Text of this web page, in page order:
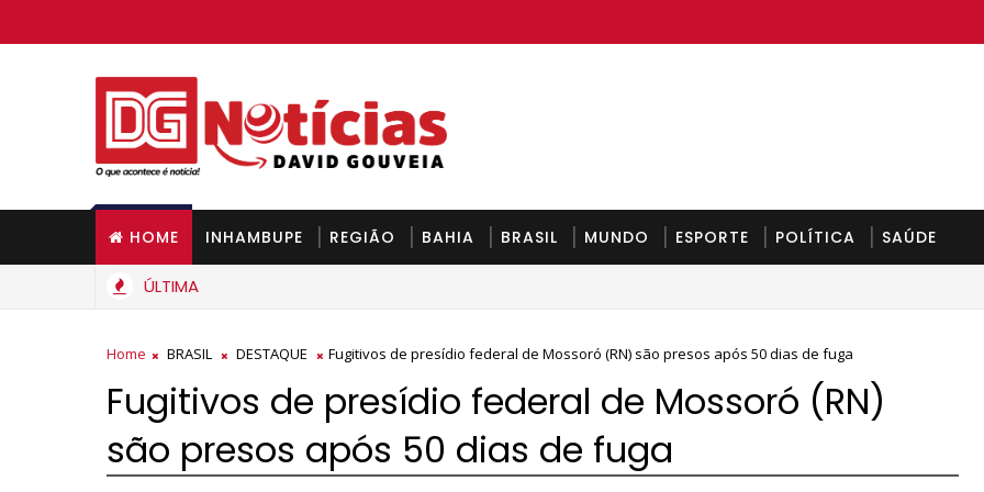
HOME INHAMBUPE REGIÃO BAHIA BRASIL MUNDO ESPORTE POLÍTICA SAÚDE
ÚLTIMA
Home BRASIL DESTAQUE Fugitivos de presídio federal de Mossoró (RN) são presos após 50 dias de fuga
Fugitivos de presídio federal de Mossoró (RN)
são presos após 50 dias de fuga